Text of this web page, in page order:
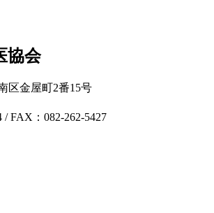
協会
区金屋町2番15号
/ FAX：082-262-5427